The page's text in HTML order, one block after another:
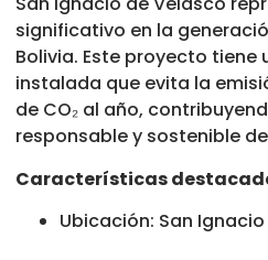
significativo en la
Bolivia. Este proyecto
instalada que evita la
de CO₂ al año,
responsable y sostenible
Características
Ubicación: San